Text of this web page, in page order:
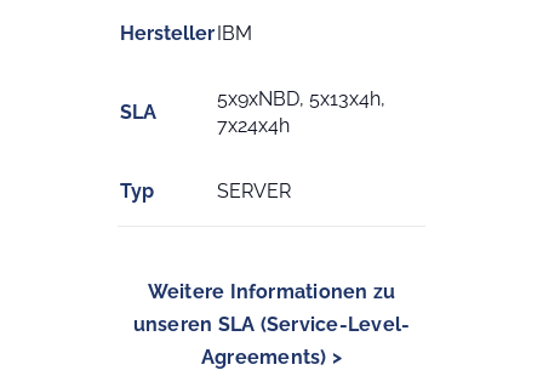
HerstellerIBM
SLA
5x9xNBD, 5x13x4h,
7x24x4h
Typ SERVER
Weitere Informationen zu
unseren SLA (Service-Level-
Agreements) >